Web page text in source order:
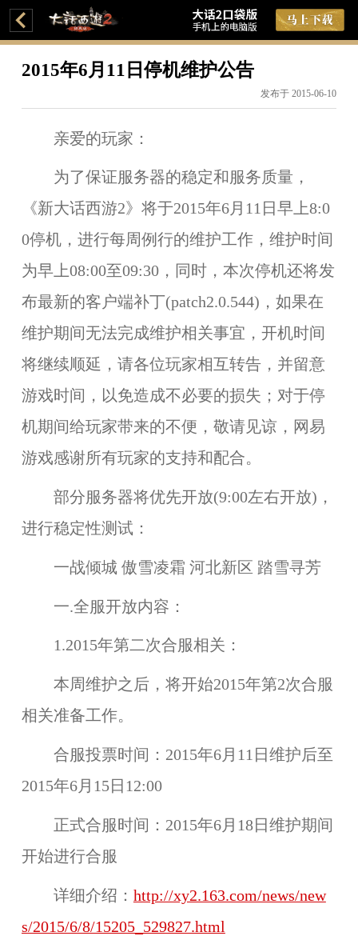
2015年6月11日停机维护公告
发布于 2015-06-10
亲爱的玩家：
为了保证服务器的稳定和服务质量，
《新大话西游2》将于2015年6月11日早上8:0
0停机，进行每周例行的维护工作，维护时间
为早上08:00至09:30，同时，本次停机还将发
布最新的客户端补丁(patch2.0.544)，如果在
维护期间无法完成维护相关事宜，开机时间
将继续顺延，请各位玩家相互转告，并留意
游戏时间，以免造成不必要的损失；对于停
机期间给玩家带来的不便，敬请见谅，网易
游戏感谢所有玩家的支持和配合。
部分服务器将优先开放(9:00左右开放)，
进行稳定性测试：
一战倾城 傲雪凌霜 河北新区 踏雪寻芳
一.全服开放内容：
1.2015年第二次合服相关：
本周维护之后，将开始2015年第2次合服
相关准备工作。
合服投票时间： 2015年6月11日维护后至
2015年6月15日12:00
正式合服时间： 2015年6月18日维护期间
开始进行合服
详细介绍： http://xy2.163.com/news/new
s/2015/6/8/15205_529827.html